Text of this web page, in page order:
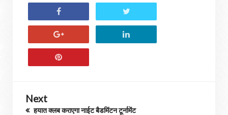
Next
हयात क्लब कराएगा नाईट बैडमिंटन टूर्नामेंट